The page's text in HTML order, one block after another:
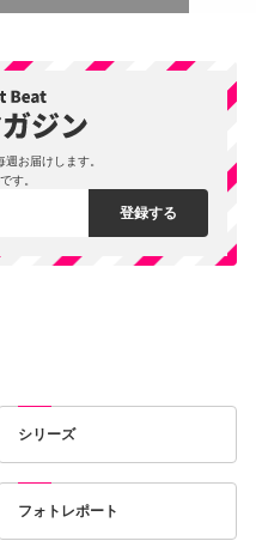
お届けします。
す。
シリーズ
フォトレポート